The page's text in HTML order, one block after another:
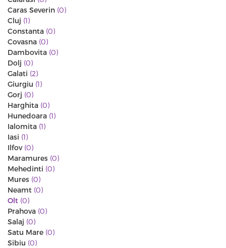
Caras Severin (0)
Cluj (1)
Constanta (0)
Covasna (0)
Dambovita (0)
Dolj (0)
Galati (2)
Giurgiu (1)
Gorj (0)
Harghita (0)
Hunedoara (1)
Ialomita (1)
Iasi (1)
Ilfov (0)
Maramures (0)
Mehedinti (0)
Mures (0)
Neamt (0)
Olt (0)
Prahova (0)
Salaj (0)
Satu Mare (0)
Sibiu (0)